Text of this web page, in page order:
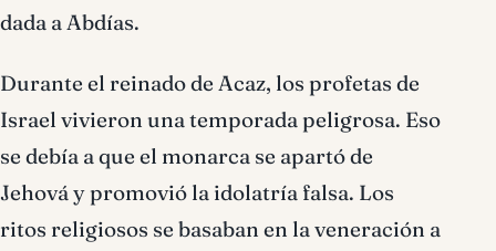
dada a Abdías.
Durante el reinado de Acaz, los profetas de
Israel vivieron una temporada peligrosa. Eso
se debía a que el monarca se apartó de
Jehová y promovió la idolatría falsa. Los
ritos religiosos se basaban en la veneración a